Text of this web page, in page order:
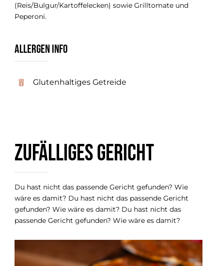
(Reis/Bulgur/Kartoffelecken) sowie Grilltomate und
Peperoni.
Allergen Info
Glutenhaltiges Getreide
Zufälliges Gericht
Du hast nicht das passende Gericht gefunden? Wie
wäre es damit? Du hast nicht das passende Gericht
gefunden? Wie wäre es damit? Du hast nicht das
passende Gericht gefunden? Wie wäre es damit?